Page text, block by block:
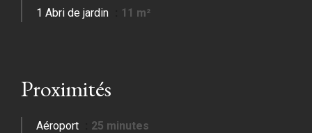
1 Abri de jardin
11 m²
Proximités
Aéroport
25 minutes